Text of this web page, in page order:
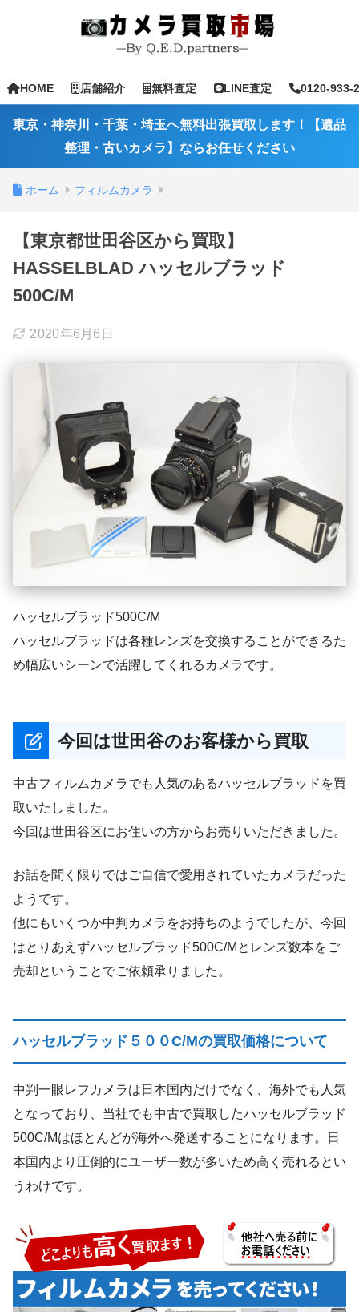
HOME 店舗紹介 無料査定 LINE査定 0120-933-
東京・神奈川・千葉・埼玉へ無料出張買取します！【遺品
整理・古いカメラ】ならお任せください
ホーム フィルムカメラ
【東京都世田谷区から買取】
HASSELBLAD ハッセルブラッド
500C/M
2020年6月6日
ハッセルブラッド500C/M
ハッセルブラッドは各種レンズを交換することができるた
め幅広いシーンで活躍してくれるカメラです。
今回は世田谷のお客様から買取
中古フィルムカメラでも人気のあるハッセルブラッドを買
取いたしました。
今回は世田谷区にお住いの方からお売りいただきました。
お話を聞く限りではご自信で愛用されていたカメラだった
ようです。
他にもいくつか中判カメラをお持ちのようでしたが、今回
はとりあえずハッセルブラッド500C/Mとレンズ数本をご
売却ということでご依頼承りました。
ハッセルブラッド５００C/Mの買取価格について
中判一眼レフカメラは日本国内だけでなく、海外でも人気
となっており、当社でも中古で買取したハッセルブラッド
500C/Mはほとんどが海外へ発送することになります。日
本国内より圧倒的にユーザー数が多いため高く売れるとい
うわけです。